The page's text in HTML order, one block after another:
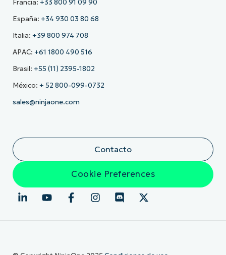
Francia: +33 800 91 09 90
España: +34 930 03 80 68
Italia: +39 800 974 708
APAC: +61 1800 490 516
Brasil: +55 (11) 2395-1802
México: + 52 800-099-0732
sales@ninjaone.com
Contacto
Cookie Preferences